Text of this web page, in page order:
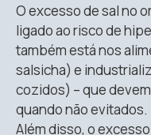
O excesso de sal no
ligado ao risco de
também está nos
salsicha) e
cozidos) – que
quando não evitados.
Além disso, o